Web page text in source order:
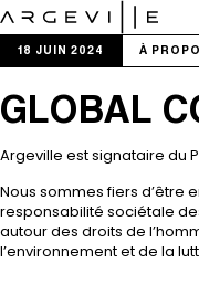
NOS ACTIVITÉS
Parfums
Arômes
LA MARQUE
Groupe
Histoire
Centres
18 JUIN 2024 À
GLOBAL
Argeville est signataire du
Nous sommes fiers d’être
responsabilité sociétale
autour des droits de
l’environnement et de la